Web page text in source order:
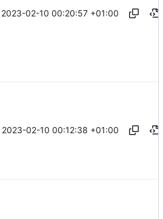
2023-02-10 00:20:57 +01:00
2023-02-10 00:12:38 +01:00